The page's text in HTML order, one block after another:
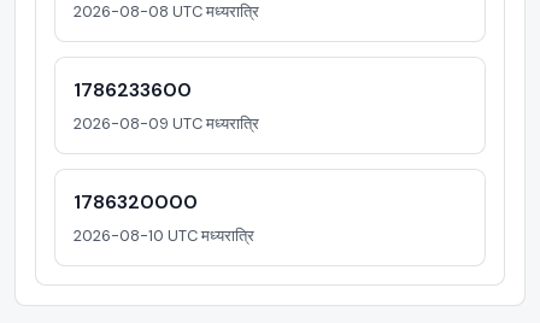
2026-08-08 UTC मध्यरात्रि
1786233600
2026-08-09 UTC मध्यरात्रि
1786320000
2026-08-10 UTC मध्यरात्रि